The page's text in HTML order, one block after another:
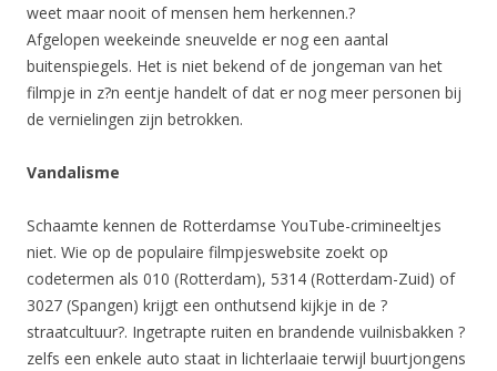
weet maar nooit of mensen hem herkennen.?
Afgelopen weekeinde sneuvelde er nog een aantal
buitenspiegels. Het is niet bekend of de jongeman van het
filmpje in z?n eentje handelt of dat er nog meer personen bij
de vernielingen zijn betrokken.
Vandalisme
Schaamte kennen de Rotterdamse YouTube-crimineeltjes
niet. Wie op de populaire filmpjeswebsite zoekt op
codetermen als 010 (Rotterdam), 5314 (Rotterdam-Zuid) of
3027 (Spangen) krijgt een onthutsend kijkje in de ?
straatcultuur?. Ingetrapte ruiten en brandende vuilnisbakken ?
zelfs een enkele auto staat in lichterlaaie terwijl buurtjongens